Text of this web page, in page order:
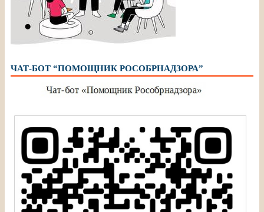
ЧАТ-БОТ “ПОМОЩНИК РОСОБРНАДЗОРА”